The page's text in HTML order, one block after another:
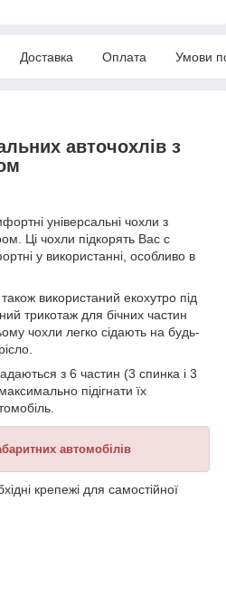
Доставка Оплата Умови
авточохлів з
універсальні чохли з
Ці чохли підкорять Вас с
у використанні, особливо в
використаний екохутро під
трикотаж для бічних частин
чохли легко сідають на будь-
з 6 частин (3 спинка і 3
підігнати їх
автомобілів
крепежі для самостійної